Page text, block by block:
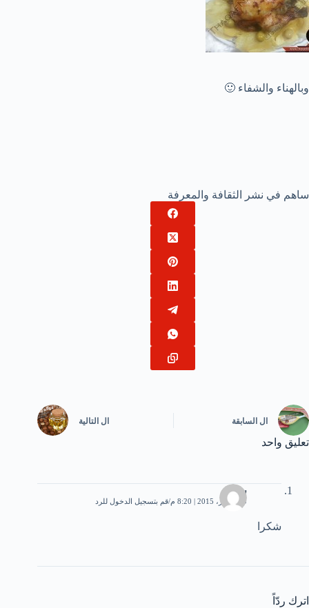
وبالهناء والشفاء 🙂
ساهم في نشر الثقافة والمعرفة
ال السابقة ال التالية
تعليق واحد
سيف
20 أكتوبر، 2015 | 8:20 م قم بتسجيل الدخول للرد
شكرا
اترك ردّاً